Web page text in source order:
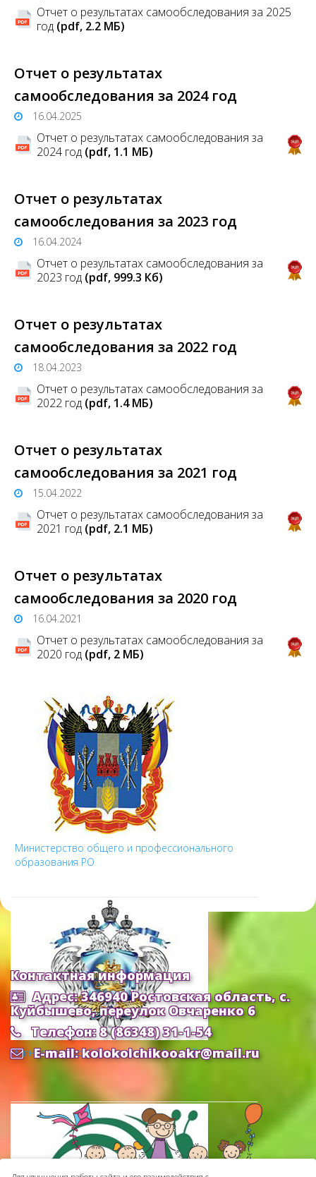
Отчет о результатах самообследования за 2025
год (pdf, 2.2 MБ)
Отчет о результатах
самообследования за 2024 год
16.04.2025
Отчет о результатах самообследования за
2024 год (pdf, 1.1 MБ)
Отчет о результатах
самообследования за 2023 год
16.04.2024
Отчет о результатах самообследования за
2023 год (pdf, 999.3 Кб)
Отчет о результатах
самообследования за 2022 год
18.04.2023
Отчет о результатах самообследования за
2022 год (pdf, 1.4 MБ)
Отчет о результатах
самообследования за 2021 год
15.04.2022
Отчет о результатах самообследования за
2021 год (pdf, 2.1 MБ)
Отчет о результатах
самообследования за 2020 год
16.04.2021
Отчет о результатах самообследования за
2020 год (pdf, 2 MБ)
Министерство общего и профессионального
образования РО
Министерство Образования и Науки РФ
Контактная информация
Адрес: 346940 Ростовская область, с.
Куйбышево, переулок Овчаренко 6
Телефон: 8 (86348) 31-1-54
E-mail: kolokolchikooakr@mail.ru